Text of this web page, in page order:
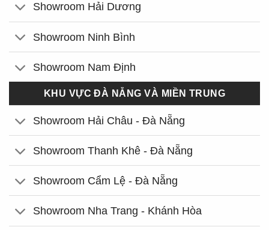
Showroom Hải Dương
Showroom Ninh Bình
Showroom Nam Định
KHU VỰC ĐÀ NẴNG VÀ MIỀN TRUNG
Showroom Hải Châu - Đà Nẵng
Showroom Thanh Khê - Đà Nẵng
Showroom Cẩm Lệ - Đà Nẵng
Showroom Nha Trang - Khánh Hòa